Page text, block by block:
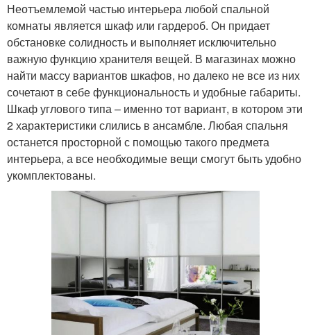
Неотъемлемой частью интерьера любой спальной
комнаты является шкаф или гардероб. Он придает
обстановке солидность и выполняет исключительно
важную функцию хранителя вещей. В магазинах можно
найти массу вариантов шкафов, но далеко не все из них
сочетают в себе функциональность и удобные габариты.
Шкаф углового типа – именно тот вариант, в котором эти
2 характеристики слились в ансамбле. Любая спальня
останется просторной с помощью такого предмета
интерьера, а все необходимые вещи смогут быть удобно
укомплектованы.